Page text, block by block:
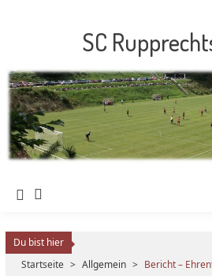
SC
Du bist hier
Startseite > Allgemein > Bericht –